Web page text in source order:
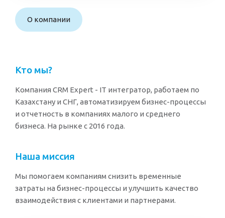
О компании
Кто мы?
Компания CRM Expert - IT интегратор, работаем по
Казахстану и СНГ, автоматизируем бизнес-процессы
и отчетность в компаниях малого и среднего
бизнеса. На рынке с 2016 года.
Наша миссия
Мы помогаем компаниям снизить временные
затраты на бизнес-процессы и улучшить качество
взаимодействия с клиентами и партнерами.